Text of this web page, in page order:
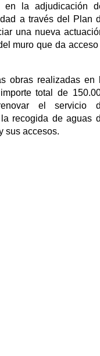
en la adjudicación
a través del Plan
una nueva
muro que da
obras realizadas en
total de
el servicio
recogida de aguas
sus accesos.